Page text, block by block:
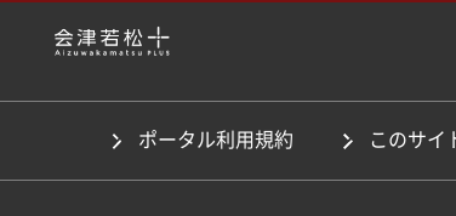
ポータル利用規約 このサイ